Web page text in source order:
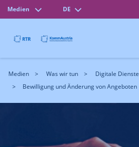
Medien DE
Medien Was wir tun
Digitale Dienste
Bewilligung und Änderung von Angeboten